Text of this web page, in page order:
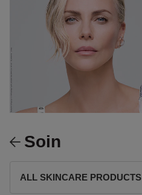
Soin
ALL SKINCARE PRODUCTS